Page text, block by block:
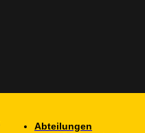
Abteilungen